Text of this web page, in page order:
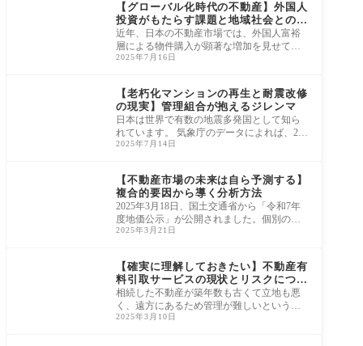
【グローバル化時代の不動産】外国人
投資がもたらす課題と地域社会との共
生
近年、日本の不動産市場では、外国人富裕
層による物件購入が顕著な増加を見せてい
ます。 これは、円安基調に加え、日本の経
2025年7月16日
【老朽化マンションの再生と耐震改修
の現実】管理組合が抱えるジレンマ
日本は世界で有数の地震多発国として知ら
れています。 気象庁のデータによれば、202
4年には震度1以上の地震が3,678回観測さ
2025年7月14日
【不動産市場の未来は自ら予測する】
複合的要因から導く分析方法
2025年3月18日、国土交通省から「令和7年
度地価公示」が公開されました。個別の標
準地点の価格は、既に不動産情報ライブラ
2025年3月21日
【確実に理解しておきたい】不動産有
料引取サービスの現状とリスクについ
て
相続した不動産が築年数も古くて立地も悪
く、遠方にあるため管理が難しいというケ
ースが多々あります。不動産業者に相談し
2025年3月10日